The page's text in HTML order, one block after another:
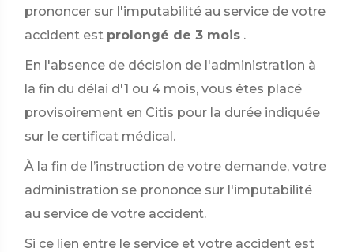
prononcer sur l'imputabilité au service de votre
accident est prolongé de 3 mois .
En l'absence de décision de l'administration à
la fin du délai d'1 ou 4 mois, vous êtes placé
provisoirement en Citis pour la durée indiquée
sur le certificat médical.
À la fin de l’instruction de votre demande, votre
administration se prononce sur l'imputabilité
au service de votre accident.
Si ce lien entre le service et votre accident est